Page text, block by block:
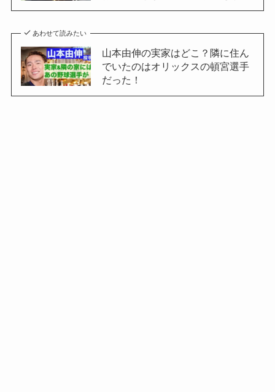
あわせて読みたい
山本由伸の実家はどこ？隣に住ん
でいたのはオリックスの頓宮選手
だった！